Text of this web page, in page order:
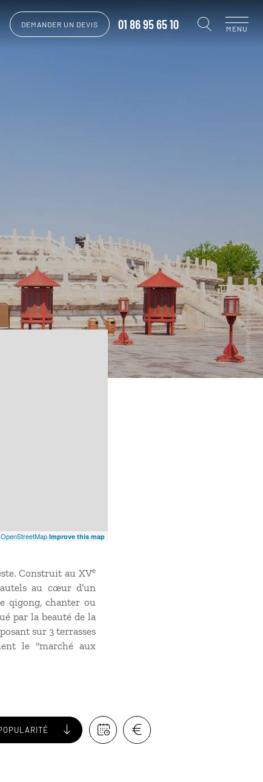
DEMANDER UN DEVIS 01 86 95 65 10 MENU
OpenStreetMap Improve this map
Construit au XVe
au cœur d’un
qigong, chanter ou
par la beauté de la
sur 3 terrasses
le "marché aux